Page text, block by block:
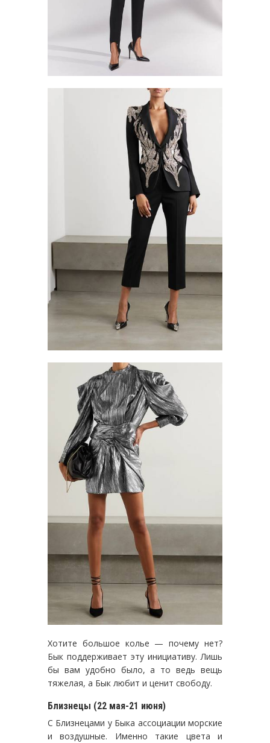
Хотите большое колье — почему нет?
Бык поддерживает эту инициативу. Лишь
бы вам удобно было, а то ведь вещь
тяжелая, а Бык любит и ценит свободу.
Близнецы (22 мая-21 июня)
С Близнецами у Быка ассоциации морские
и воздушные. Именно такие цвета и